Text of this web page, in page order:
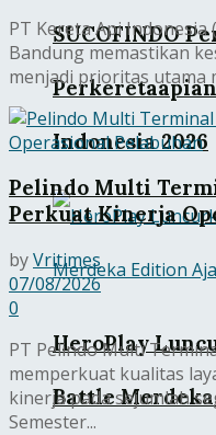
SUCOFINDO
Indonesia 2026
HeroPlay
Battle
PT Kereta Api Indonesia
Bandung memastikan
menjadi prioritas utama
Pelindo Multi
Perkuat Kinerja
byVritimes
07/08/2026
0
PT Pelindo Multi
memperkuat kualitas
kinerja pada sejumlah
Semester...